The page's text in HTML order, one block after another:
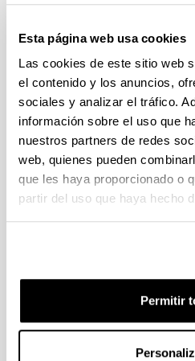
Esta página web usa cookies
Las cookies de este sitio web
el contenido y los anuncios,
sociales y analizar el tráfico.
información sobre el uso que
nuestros partners de redes
web, quienes pueden
que les haya proporcionado o
partir del uso que haya hecho
Permitir
prevención de los trastornos
23:59
Para manifestar interés en
contacto con el Vicerrectorado
correo electrónico
en el tema del mensaje
llamando al teléfono
abierto hasta el 14/05/23.
PIFG22/48: “Preparación de
3D”
Plazo de presentación cerrado:
23:59
relacionadas con la
Agenda 2030 para el